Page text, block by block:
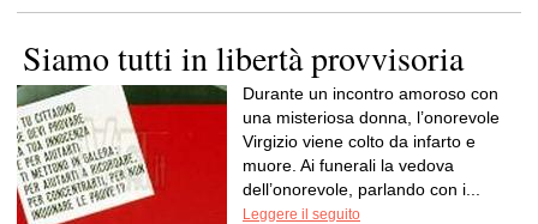
Siamo tutti in libertà provvisoria
Durante un incontro amoroso con
una misteriosa donna, l’onorevole
Virgizio viene colto da infarto e
muore. Ai funerali la vedova
dell’onorevole, parlando con i...
Leggere il seguito